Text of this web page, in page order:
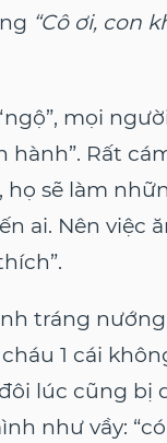
“Cô ơi, con
mọi
hành”. Rất
sẽ làm
ai. Nên việc
tráng
1 cái
lúc cũng
như vầy: